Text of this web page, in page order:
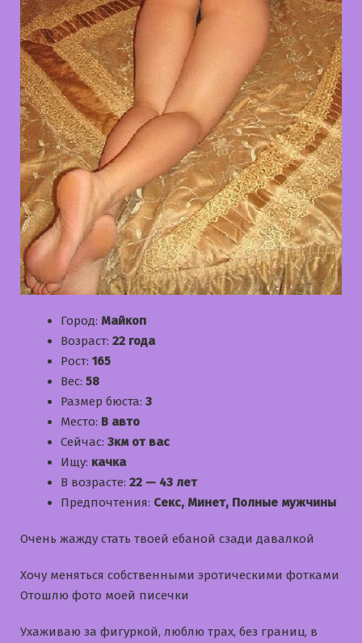
Город: Майкоп
Возраст: 22 года
Рост: 165
Вес: 58
Размер бюста: 3
Место: В авто
Сейчас: 3км от вас
Ищу: качка
В возрасте: 22 — 43 лет
Предпочтения: Секс, Минет, Полные мужчины
Очень жажду стать твоей ебаной сзади давалкой
Хочу меняться собственными эротическими фотками
Отошлю фото моей писечки
Ухаживаю за фигуркой, люблю трах, без границ, в